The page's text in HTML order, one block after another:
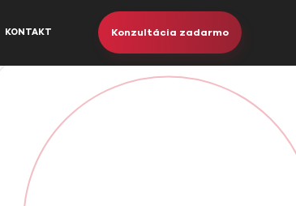
KONTAKT Konzultácia zadarmo